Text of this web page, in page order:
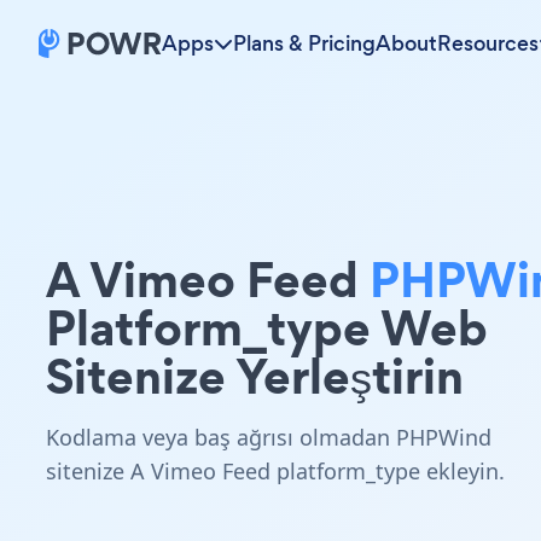
Apps Plans & PricingAboutResources
A Vimeo Feed
Platform_type Web
Sitenize Yerleştirin
Kodlama veya baş ağrısı olmadan PHPWind
sitenize A Vimeo Feed platform_type ekleyin.